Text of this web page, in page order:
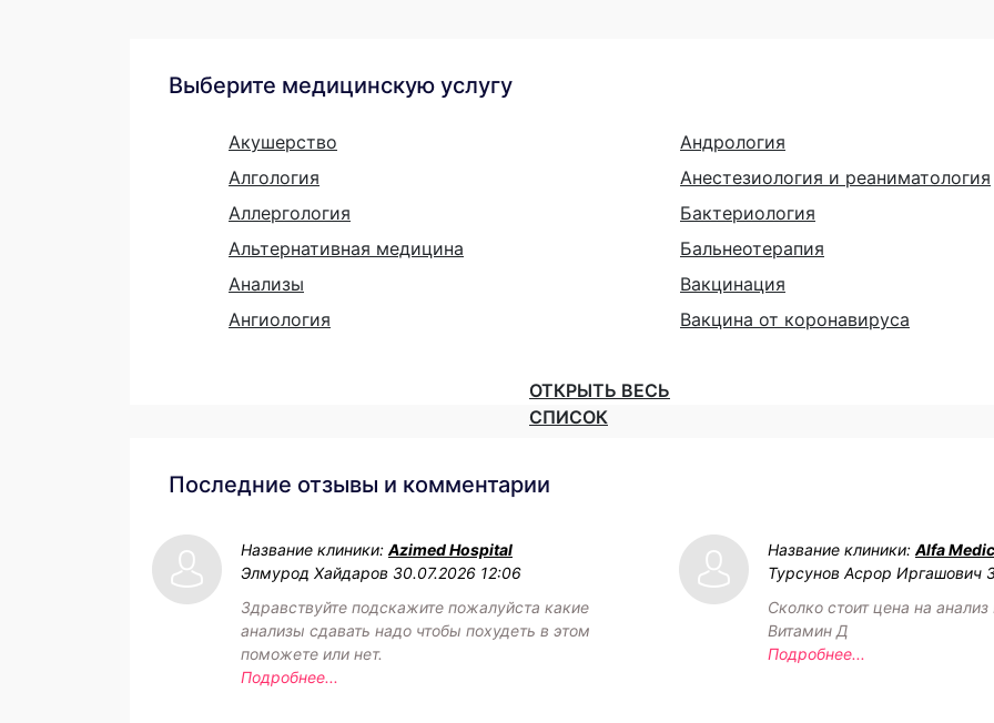
Выберите медицинскую услугу
Акушерство
Алгология
Аллергология
Альтернативная медицина
Анализы
Ангиология
Андрология
Анестезиология и реаниматология
Бактериология
Бальнеотерапия
Вакцинация
Вакцина от коронавируса
ОТКРЫТЬ ВЕСЬ
СПИСОК
Последние отзывы и комментарии
Название клиники: Azimed Hospital
Элмурод Хайдаров 30.07.2026 12:06
Здравствуйте подскажите пожалуйста какие
анализы сдавать надо чтобы похудеть в этом
поможете или нет.
Подробнее...
Название клиники: Alfa
Турсунов Асрор Иргашович
Сколко стоит цена на
Витамин Д
Подробнее...